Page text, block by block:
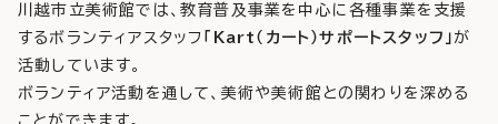
川越市立美術館では、教育普及事業を中心に各種事業を支援
するボランティアスタッフ 「Kart（カート）サポートスタッフ」 が
活動しています。
ボランティア活動を通して、美術や美術館との関わりを深める
ことができます。